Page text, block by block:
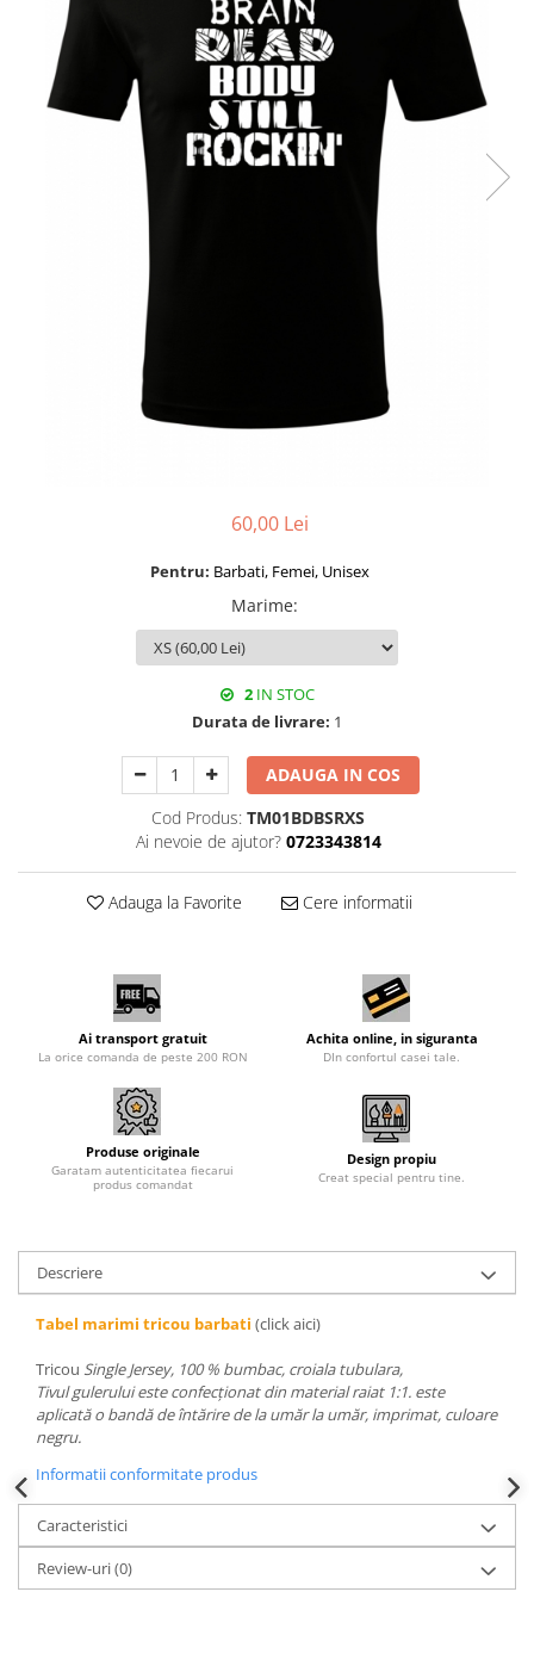
60,00 Lei
Pentru: Barbati, Femei, Unisex
Marime:
2 IN STOC
Durata de livrare: 1
ADAUGA IN COS
Cod Produs: TM01BDBSRXS
Ai nevoie de ajutor? 0723343814
Adauga la Favorite Cere informatii
Ai transport gratuit
La orice comanda de peste 200 RON
Achita online, in siguranta
DIn confortul casei tale.
Produse originale
Garatam autenticitatea fiecarui
produs comandat
Design propiu
Creat special pentru tine.
Descriere
Tabel marimi tricou barbati (click aici)
Tricou Single Jersey, 100 % bumbac, croiala tubulara,
Tivul gulerului este confecționat din material raiat 1:1. este
aplicată o bandă de întărire de la umăr la umăr, imprimat, culoare
negru.
Informatii conformitate produs
Caracteristici
Review-uri(0)